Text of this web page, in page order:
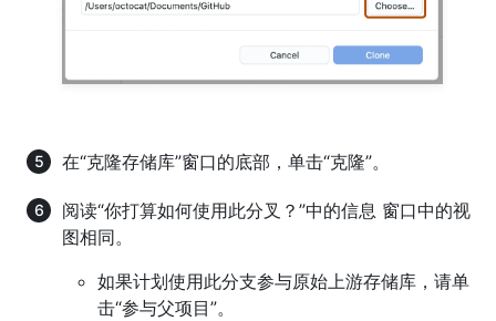
在“克隆存储库”窗口的底部，单击“克隆”。
阅读“你打算如何使用此分叉？”中的信息 窗口中的视
图相同。
如果计划使用此分支参与原始上游存储库，请单
击“参与父项目”。